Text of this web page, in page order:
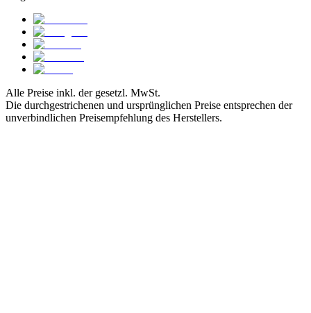
Alle Preise inkl. der gesetzl. MwSt.
Die durchgestrichenen und ursprünglichen Preise entsprechen der
unverbindlichen Preisempfehlung des Herstellers.